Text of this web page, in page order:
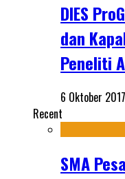
DIES
dan
Peneliti
6 Oktober 2017
Recent
SMA